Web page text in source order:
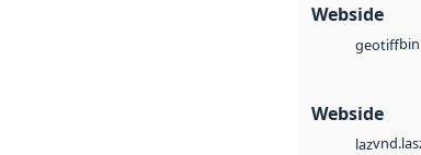
Webside
geotiffbin
Webside
laz